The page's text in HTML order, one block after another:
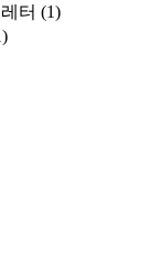
터 (1)